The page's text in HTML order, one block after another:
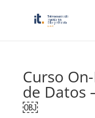
Curso
de Datos
￼